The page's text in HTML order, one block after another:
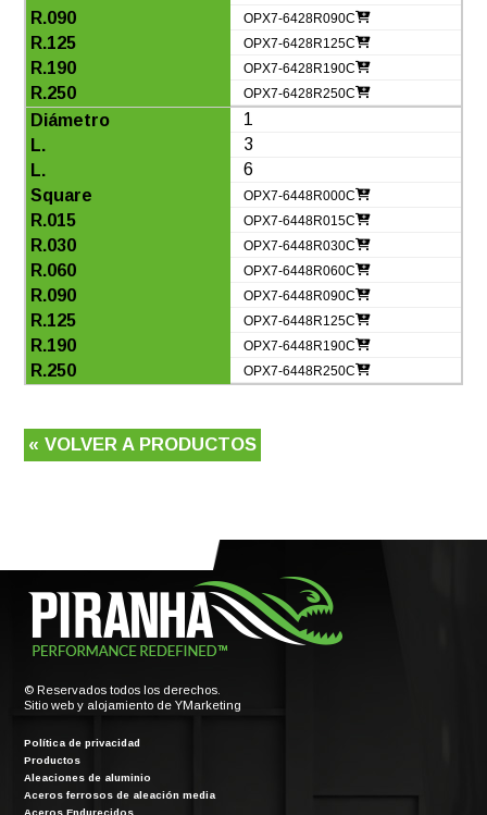
OPX7-6428R090C
OPX7-6428R125C
OPX7-6428R190C
OPX7-6428R250C
1
3
6
OPX7-6448R000C
OPX7-6448R015C
OPX7-6448R030C
OPX7-6448R060C
OPX7-6448R090C
OPX7-6448R125C
OPX7-6448R190C
OPX7-6448R250C
« VOLVER A PRODUCTOS
© Reservados todos los derechos.
Sitio web y alojamiento deYMarketing
Política de privacidad
Productos
Aleaciones de aluminio
Aceros ferrosos de aleación media
Aceros Endurecidos